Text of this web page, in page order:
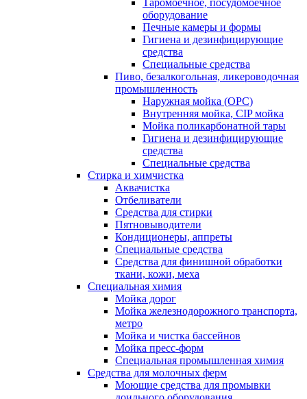
Таромоечное, посудомоечное
оборудование
Печные камеры и формы
Гигиена и дезинфицирующие
средства
Специальные средства
Пиво, безалкогольная, ликероводочная
промышленность
Наружная мойка (ОРС)
Внутренняя мойка, CIP мойка
Мойка поликарбонатной тары
Гигиена и дезинфицирующие
средства
Специальные средства
Стирка и химчистка
Аквачистка
Отбеливатели
Средства для стирки
Пятновыводители
Кондиционеры, аппреты
Специальные средства
Средства для финишной обработки
ткани, кожи, меха
Специальная химия
Мойка дорог
Мойка железнодорожного транспорта,
метро
Мойка и чистка бассейнов
Мойка пресс-форм
Специальная промышленная химия
Средства для молочных ферм
Моющие средства для промывки